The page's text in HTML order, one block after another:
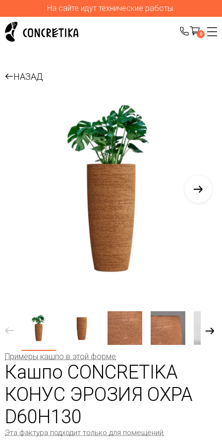
На сайте идут технические работы.
0
НАЗАД
Примеры кашпо в этой форме
Кашпо CONCRETIKA
КОНУС ЭРОЗИЯ ОХРА
D60H130
Эта фактура подходит только для помещений